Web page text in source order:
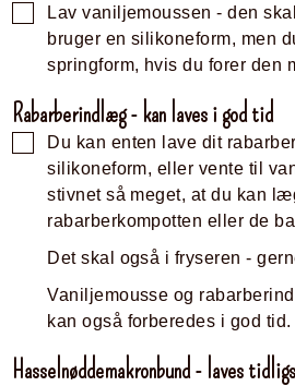
Lav vaniljemoussen - den
bruger en silikoneform, men
springform, hvis du forer den
Rabarberindlæg - kan laves i god tid
Du kan enten lave dit
silikoneform, eller vente til
stivnet så meget, at du kan
rabarberkompotten eller de
Det skal også i fryseren -
Vaniljemousse og
kan også forberedes i god tid.
Hasselnøddemakronbund - laves